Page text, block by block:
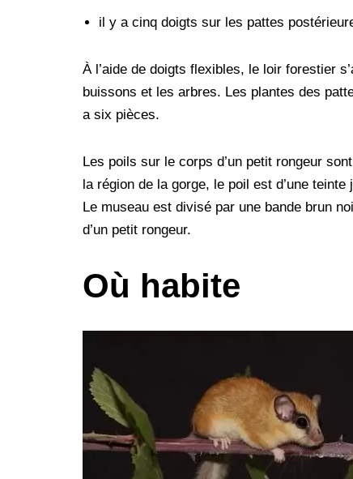
il y a cinq doigts sur les pattes
À l’aide de doigts flexibles, le loir forestier
buissons et les arbres. Les plantes des
a six pièces.
Les poils sur le corps d’un petit rongeur
la région de la gorge, le poil est d’une
Le museau est divisé par une bande brun
d’un petit rongeur.
Où habite